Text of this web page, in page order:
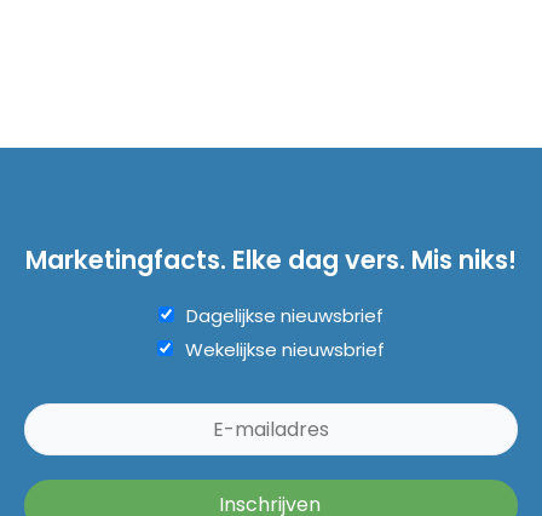
Marketingfacts. Elke dag vers. Mis niks!
Dagelijkse nieuwsbrief
Wekelijkse nieuwsbrief